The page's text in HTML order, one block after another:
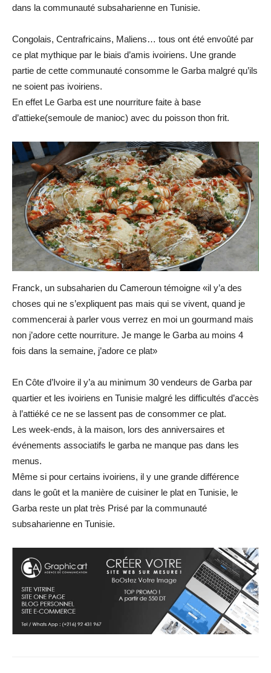
dans la communauté subsaharienne en Tunisie.
Congolais, Centrafricains, Maliens… tous ont été envoûté par
ce plat mythique par le biais d’amis ivoiriens. Une grande
partie de cette communauté consomme le Garba malgré qu’ils
ne soient pas ivoiriens.
En effet Le Garba est une nourriture faite à base
d’attieke(semoule de manioc) avec du poisson thon frit.
Franck, un subsaharien du Cameroun témoigne «il y’a des
choses qui ne s’expliquent pas mais qui se vivent, quand je
commencerai à parler vous verrez en moi un gourmand mais
non j’adore cette nourriture. Je mange le Garba au moins 4
fois dans la semaine, j’adore ce plat»
En Côte d’Ivoire il y’a au minimum 30 vendeurs de Garba par
quartier et les ivoiriens en Tunisie malgré les difficultés d’accès
à l’attiéké ce ne se lassent pas de consommer ce plat.
Les week-ends, à la maison, lors des anniversaires et
événements associatifs le garba ne manque pas dans les
menus.
Même si pour certains ivoiriens, il y une grande différence
dans le goût et la manière de cuisiner le plat en Tunisie, le
Garba reste un plat très Prisé par la communauté
subsaharienne en Tunisie.